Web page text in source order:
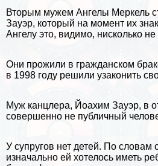
Вторым мужем Ангелы Меркель
Зауэр, который на момент их
Ангелу это, видимо, нисколько
Они прожили в гражданском
в 1998 году решили узаконить
Муж канцлера, Йоахим Зауэр, в
совершенно не публичный
У супругов нет детей. По словам
изначально ей хотелось иметь